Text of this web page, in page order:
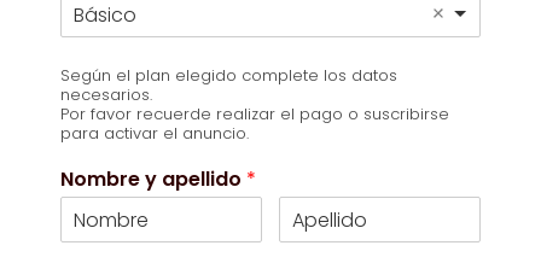
Básico
Según el plan elegido complete los datos
necesarios.
Por favor recuerde realizar el pago o suscribirse
para activar el anuncio.
Nombre y apellido *